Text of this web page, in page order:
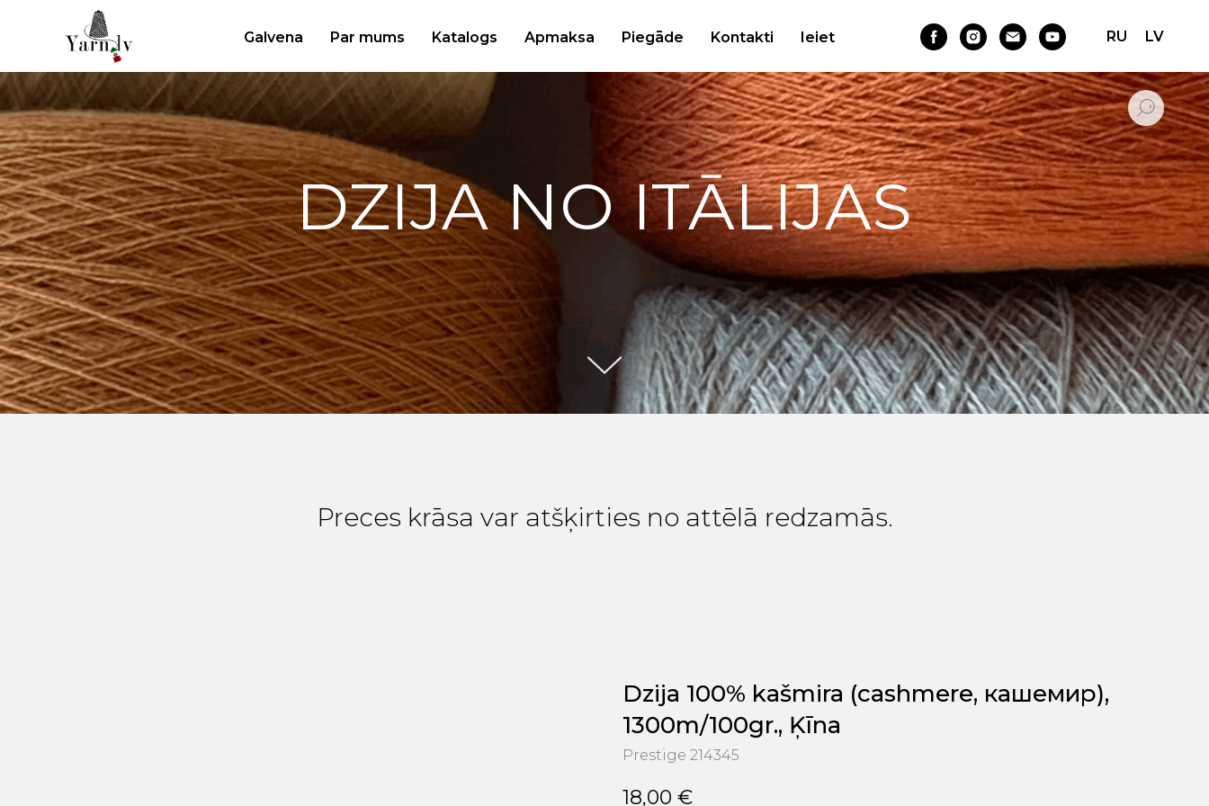
Galvena Par mums Katalogs Apmaksa Piegāde Kontakti Ieiet RU LV
DZIJA NO ITĀLIJAS
Preces krāsa var atšķirties no attēlā redzamās.
Dzija 100% kašmira (cashmere, кашемир),
1300m/100gr., Ķīna
Prestige 214345
18,00 €